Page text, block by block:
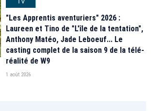
"Les Apprentis aventuriers" 2026 :
Laureen et Tino de "L'île de la tentation",
Anthony Matéo, Jade Leboeuf... Le
casting complet de la saison 9 de la télé-
réalité de W9
1 août 2026